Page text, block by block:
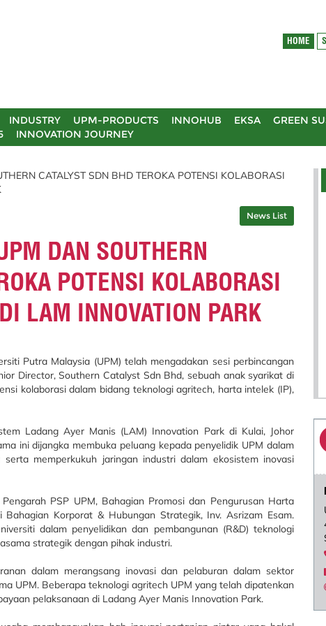
HOME
INDUSTRY UPM-PRODUCTS INNOHUB EKSA
GREEN
INNOVATION JOURNEY
CATALYST SDN BHD TEROKA POTENSI KOLABORASI
News List
DAN SOUTHERN
POTENSI KOLABORASI
LAM INNOVATION PARK
Putra Malaysia (UPM) telah mengadakan sesi perbincangan
Director, Southern Catalyst Sdn Bhd, sebuah anak syarikat di
kolaborasi dalam bidang teknologi agritech, harta intelek (IP),
Ladang Ayer Manis (LAM) Innovation Park di Kulai, Johor
ini dijangka membuka peluang kepada penyelidik UPM dalam
memperkukuh jaringan industri dalam ekosistem inovasi
PSP UPM, Bahagian Promosi dan Pengurusan Harta
Korporat & Hubungan Strategik, Inv. Asrizam Esam.
dalam penyelidikan dan pembangunan (R&D) teknologi
strategik dengan pihak industri.
dalam merangsang inovasi dan pelaburan dalam sektor
UPM. Beberapa teknologi agritech UPM yang telah dipatenkan
pelaksanaan di Ladang Ayer Manis Innovation Park.